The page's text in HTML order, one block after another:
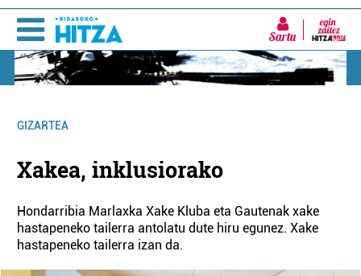
Sartu
GIZARTEA
Xakea, inklusiorako
Hondarribia Marlaxka Xake Kluba eta Gautenak xake
hastapeneko tailerra antolatu dute hiru egunez. Xake
hastapeneko tailerra izan da.